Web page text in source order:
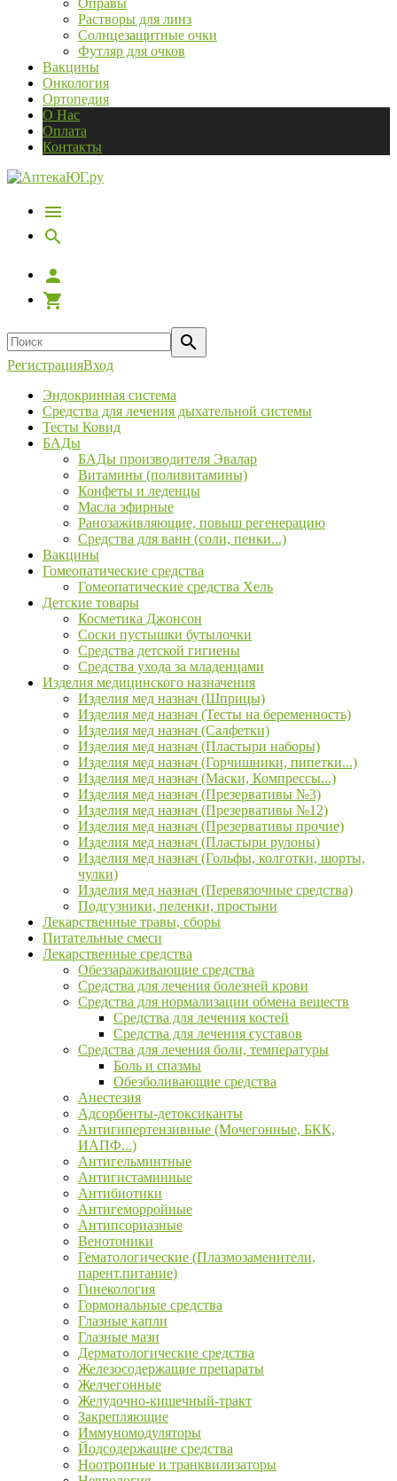
Оправы
Растворы для линз
Солнцезащитные очки
Футляр для очков
Вакцины
Онкология
Ортопедия
О Нас
Оплата
Контакты
РегистрацияВход
Эндокринная система
Средства для лечения дыхательной системы
Тесты Ковид
БАДы
БАДы производителя Эвалар
Витамины (поливитамины)
Конфеты и леденцы
Масла эфирные
Ранозаживляющие, повыш регенерацию
Средства для ванн (соли, пенки...)
Вакцины
Гомеопатические средства
Гомеопатические средства Хель
Детские товары
Косметика Джонсон
Соски пустышки бутылочки
Средства детской гигиены
Средства ухода за младенцами
Изделия медицинского назначения
Изделия мед назнач (Шприцы)
Изделия мед назнач (Тесты на беременность)
Изделия мед назнач (Салфетки)
Изделия мед назнач (Пластыри наборы)
Изделия мед назнач (Горчишники, пипетки...)
Изделия мед назнач (Маски, Компрессы...)
Изделия мед назнач (Презервативы №3)
Изделия мед назнач (Презервативы №12)
Изделия мед назнач (Презервативы прочие)
Изделия мед назнач (Пластыри рулоны)
Изделия мед назнач (Гольфы, колготки, шорты,
чулки)
Изделия мед назнач (Перевязочные средства)
Подгузники, пеленки, простыни
Лекарственные травы, сборы
Питательные смеси
Лекарственные средства
Обеззараживающие средства
Средства для лечения болезней крови
Средства для нормализации обмена веществ
Средства для лечения костей
Средства для лечения суставов
Средства для лечения боли, температуры
Боль и спазмы
Обезболивающие средства
Анестезия
Адсорбенты-детоксиканты
Антигипертензивные (Мочегонные, БКК,
ИАПФ...)
Антигельминтные
Антигистаминные
Антибиотики
Антигеморройные
Антипсориазные
Венотоники
Гематологические (Плазмозаменители,
парент.питание)
Гинекология
Гормональные средства
Глазные капли
Глазные мази
Дерматологические средства
Железосодержащие препараты
Желчегонные
Желудочно-кишечный-тракт
Закрепляющие
Иммуномодуляторы
Йодсодержащие средства
Ноотропные и транквилизаторы